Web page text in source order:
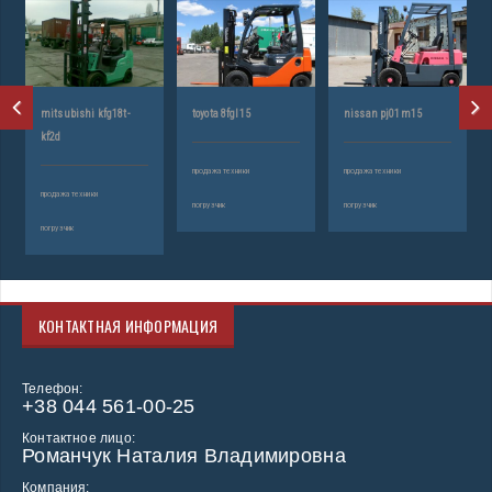
mitsubishi kfg18t-
kf2d
продажа техники
погрузчик
toyota 8fgl15
продажа техники
погрузчик
nissan pj01m15
продажа техники
погрузчик
КОНТАКТНАЯ ИНФОРМАЦИЯ
Телефон:
+38 044 561-00-25
Контактное лицо:
Романчук Наталия Владимировна
Компания: